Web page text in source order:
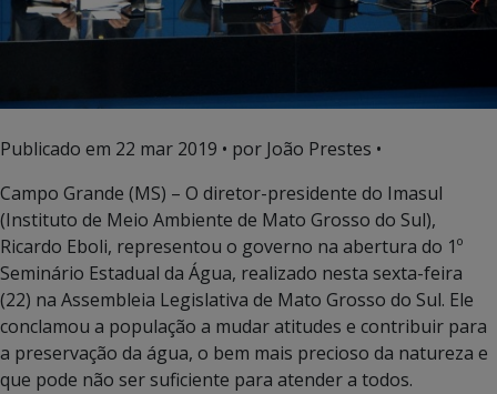
Publicado em 22 mar 2019 • por João Prestes •
Campo Grande (MS) – O diretor-presidente do Imasul
(Instituto de Meio Ambiente de Mato Grosso do Sul),
Ricardo Eboli, representou o governo na abertura do 1º
Seminário Estadual da Água, realizado nesta sexta-feira
(22) na Assembleia Legislativa de Mato Grosso do Sul. Ele
conclamou a população a mudar atitudes e contribuir para
a preservação da água, o bem mais precioso da natureza e
que pode não ser suficiente para atender a todos.